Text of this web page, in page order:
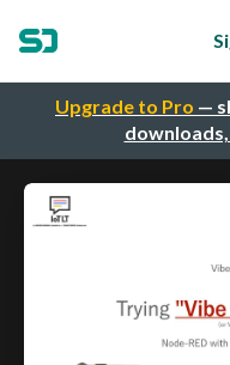
Upgrade to Pro —